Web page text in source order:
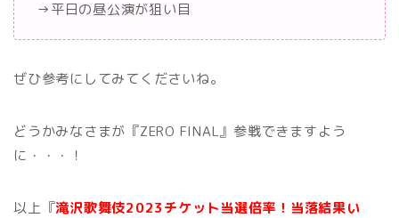
→平日の昼公演が狙い目
ぜひ参考にしてみてくださいね。
どうかみなさまが『ZERO FINAL』参戦できますよう
に・・・！
以上『滝沢歌舞伎2023チケット当選倍率！当落結果い